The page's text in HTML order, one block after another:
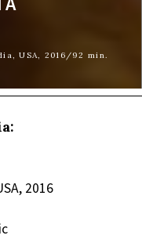
USA, 2016/92 min.
2016